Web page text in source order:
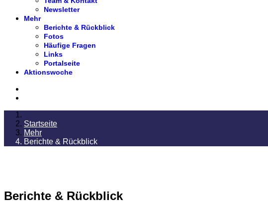
Newsletter
Mehr
Berichte & Rückblick
Fotos
Häufige Fragen
Links
Portalseite
Aktionswoche
Startseite
Mehr
Berichte & Rückblick
Berichte & Rückblick